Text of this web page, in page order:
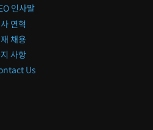
인사말
연혁
채용
사항
Us